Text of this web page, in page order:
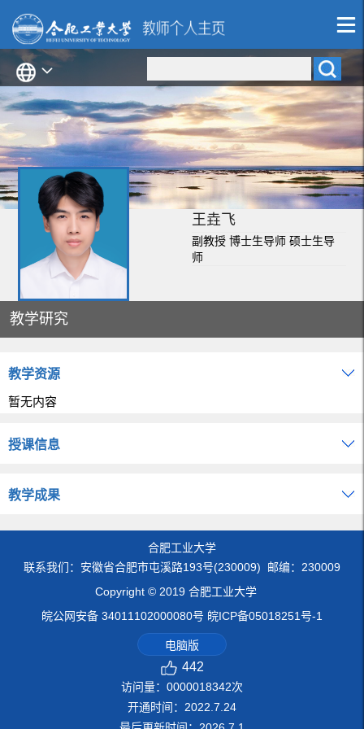
王垚飞
副教授 博士生导师 硕士生导
师
教学研究
教学资源
暂无内容
授课信息
教学成果
合肥工业大学
联系我们：安徽省合肥市屯溪路193号(230009) 邮编：230009
Copyright © 2019 合肥工业大学
皖公网安备 34011102000080号 皖ICP备05018251号-1
电脑版
442
访问量： 0000018342次
开通时间： 2022 7 24